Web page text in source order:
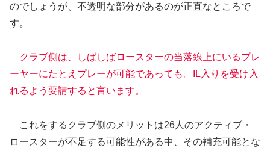
のでしょうが、不透明な部分があるのが正直なところで
す。
クラブ側は、しばしばロースターの当落線上にいるプレ
ーヤーにたとえプレーが可能であっても。IL入りを受け入
れるよう要請すると言います。
これをするクラブ側のメリットは26人のアクティブ・
ロースターが不足する可能性がある中、その補充可能とな